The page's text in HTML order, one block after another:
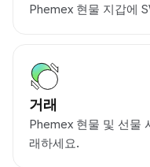
Phemex 현물 지갑에
거래
Phemex 현물 및 선물
래하세요.